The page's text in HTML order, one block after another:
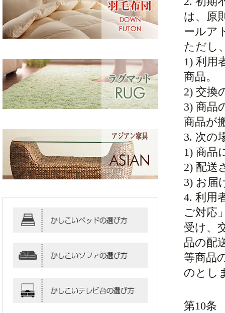
は、原
ールア
ただし
1) 利用
商品。
2) 交換
3) 商品
商品が
3. 次の
1) 商品
2) 配送
3) お届
4. 利用
ご対応
受け、
品の配
等商品
のとし
第10条